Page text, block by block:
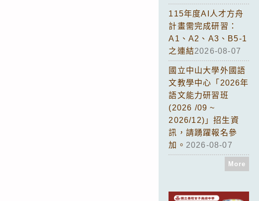
115年度AI人才方舟
計畫需完成研習：
A1、A2、A3、B5-1
之連結2026-08-07
國立中山大學外國語
文教學中心「2026年
語文能力研習班
(2026 /09 ~
2026/12)」招生資
訊，請踴躍報名參
加。 2026-08-07
More